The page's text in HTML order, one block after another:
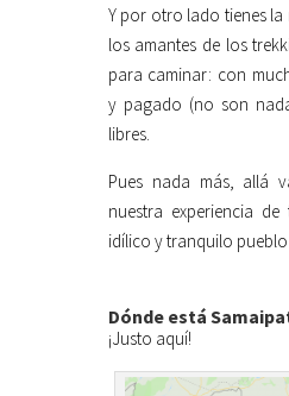
Y por otro lado tienes
los amantes de los
para caminar: con
y pagado (no son
libres.
Pues nada más, allá
nuestra experiencia
idílico y tranquilo
Dónde está
¡Justo aquí!